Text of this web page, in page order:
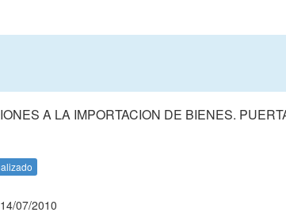
A LA IMPORTACION DE BIENES.
07/2010